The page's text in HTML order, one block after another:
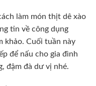
làm món thịt dê xào
tin về công dụng
khảo. Cuối tuần này
để nấu cho gia đình
đậm đà dư vị nhé.